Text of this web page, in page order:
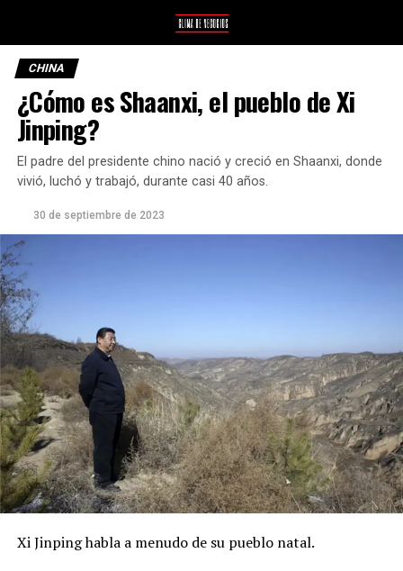
CHINA
¿Cómo es Shaanxi, el pueblo de Xi
Jinping?
El padre del presidente chino nació y creció en Shaanxi, donde
vivió, luchó y trabajó, durante casi 40 años.
30 de septiembre de 2023
Xi Jinping habla a menudo de su pueblo natal.